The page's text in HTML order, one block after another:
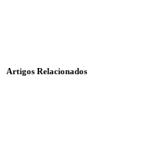
Artigos Relacionados